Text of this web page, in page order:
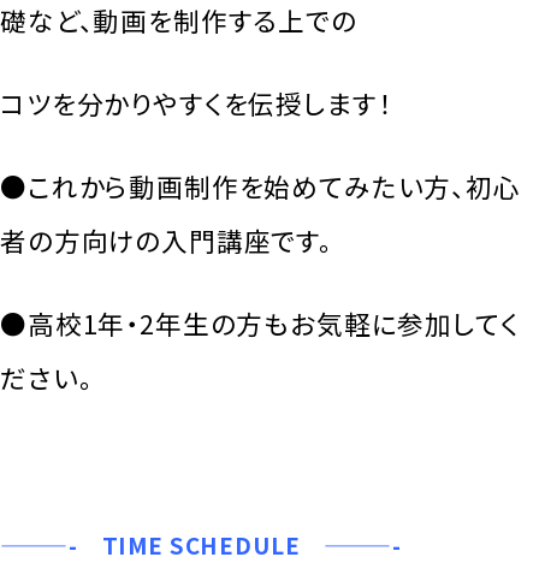
礎など、動画を制作する上での
コツを分かりやすくを伝授します！
●これから動画制作を始めてみたい方、初心
者の方向けの入門講座です。
●高校1年・2年生の方もお気軽に参加してく
ださい。
———- TIME SCHEDULE ———-